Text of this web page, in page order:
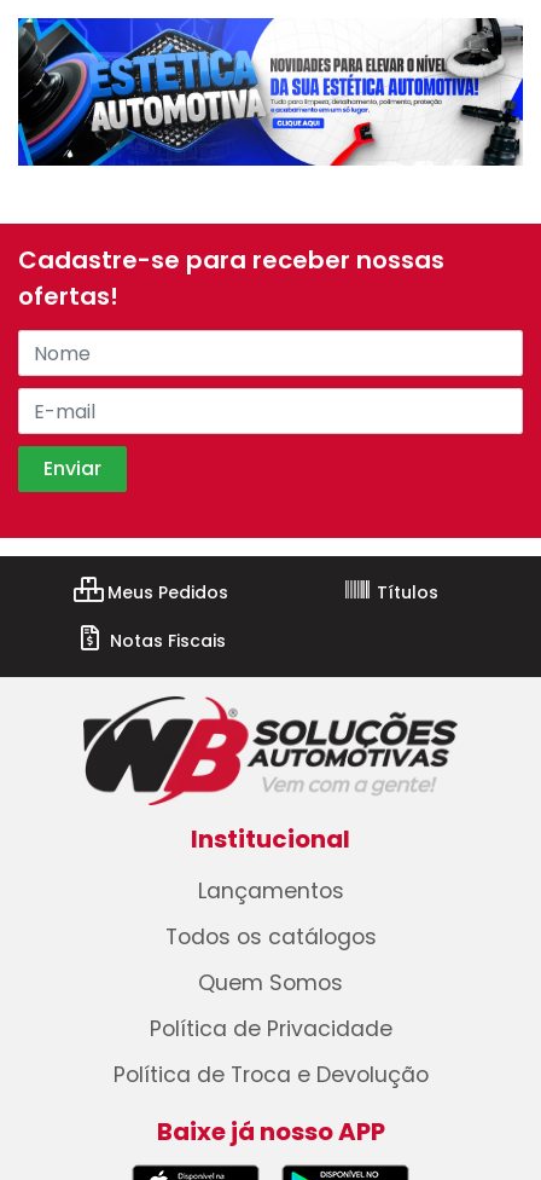
Cadastre-se para receber nossas
ofertas!
Meus Pedidos
Títulos
Notas Fiscais
Institucional
Lançamentos
Todos os catálogos
Quem Somos
Política de Privacidade
Política de Troca e Devolução
Baixe já nosso APP